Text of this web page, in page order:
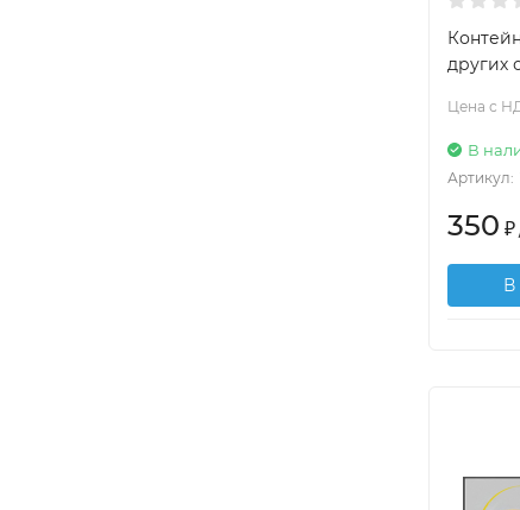
других
Цена с
В
Артикул:
350 ₽
В